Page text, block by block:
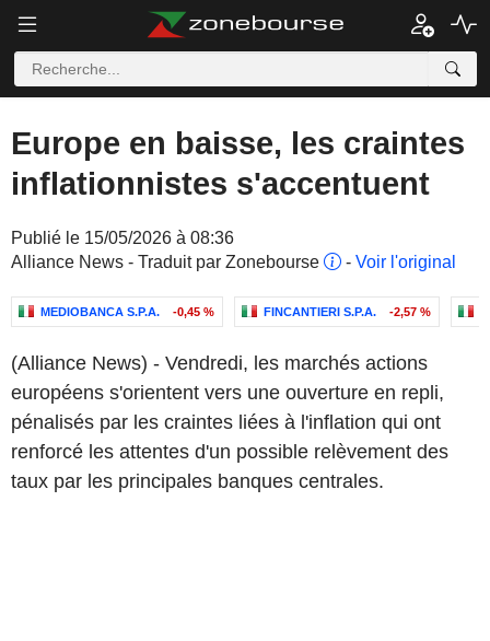
Europe en baisse, les craintes
inflationnistes s'accentuent
Publié le 15/05/2026 à 08:36
Alliance News - Traduit par Zonebourse
- Voir l'original
MEDIOBANCA S.P.A. -0,45 % FINCANTIERI S.P.A. -2,57 %
(Alliance News) - Vendredi, les marchés actions
européens s'orientent vers une ouverture en repli,
pénalisés par les craintes liées à l'inflation qui ont
renforcé les attentes d'un possible relèvement des
taux par les principales banques centrales.